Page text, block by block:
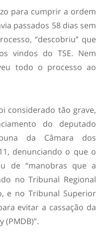
para cumprir a ordem
passados 58 dias sem
“descobriu” que
vindos do TSE. Nem
todo o processo ao
considerado tão grave,
do deputado
da Câmara dos
denunciando o que o
de “manobras que a
no Tribunal Regional
e no Tribunal Superior
evitar a cassação da
(PMDB)”.